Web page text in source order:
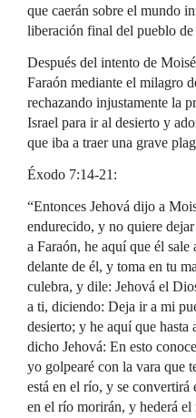
que caerán sobre el mundo
liberación final del pueblo
Después del intento de
Faraón mediante el milagro
rechazando injustamente la
Israel para ir al desierto y
que iba a traer una grave
Éxodo 7:14-21:
“Entonces Jehová dijo a
endurecido, y no quiere
a Faraón, he aquí que él
delante de él, y toma en tu
culebra, y dile: Jehová el
a ti, diciendo: Deja ir a mi
desierto; y he aquí que
dicho Jehová: En esto
yo golpearé con la vara que
está en el río, y se convertirá
en el río morirán, y hederá